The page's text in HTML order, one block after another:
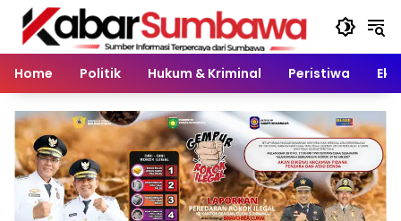
Langsung
konten
Home
Politik Hukum & Kriminal Peristiwa